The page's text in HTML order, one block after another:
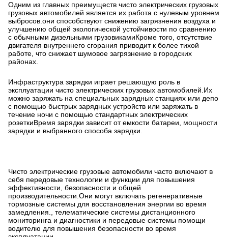
Одним из главных преимуществ чисто электрических грузовых
грузовых автомобилей является их работа с нулевым уровнем
выбросов.они способствуют снижению загрязнения воздуха и
улучшению общей экологической устойчивости по сравнению
с обычными дизельными грузовикамиКроме того, отсутствие
двигателя внутреннего сгорания приводит к более тихой
работе, что снижает шумовое загрязнение в городских
районах.
Инфраструктура зарядки играет решающую роль в
эксплуатации чисто электрических грузовых автомобилей.Их
можно заряжать на специальных зарядных станциях или депо
с помощью быстрых зарядных устройств или заряжать в
течение ночи с помощью стандартных электрических
розеткиВремя зарядки зависит от емкости батареи, мощности
зарядки и выбранного способа зарядки.
Чисто электрические грузовые автомобили часто включают в
себя передовые технологии и функции для повышения
эффективности, безопасности и общей
производительности.Они могут включать регенеративные
тормозные системы для восстановления энергии во время
замедления., телематические системы дистанционного
мониторинга и диагностики и передовые системы помощи
водителю для повышения безопасности во время